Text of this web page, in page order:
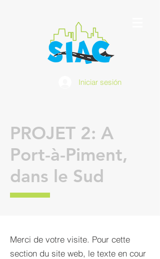
Iniciar sesión
Merci de votre visite. Pour cette
section du site web, le texte en cour
PROJET 2: A
Port-à-Piment,
dans le Sud